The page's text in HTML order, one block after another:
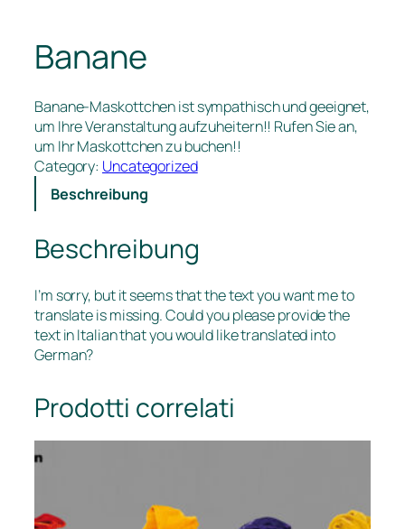
Banane
Banane-Maskottchen ist sympathisch und geeignet,
um Ihre Veranstaltung aufzuheitern!! Rufen Sie an,
um Ihr Maskottchen zu buchen!!
Category: Uncategorized
Beschreibung
Beschreibung
I’m sorry, but it seems that the text you want me to
translate is missing. Could you please provide the
text in Italian that you would like translated into
German?
Prodotti correlati